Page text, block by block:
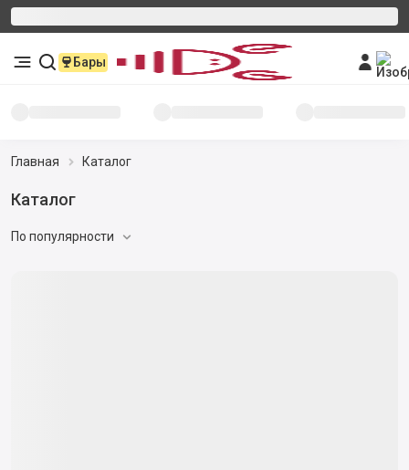
Бары
Главная Каталог
Каталог
По популярности